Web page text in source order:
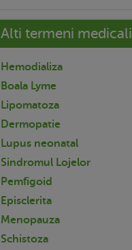
Alti termeni medicali
Hemodializa
Boala Lyme
Lipomatoza
Dermopatie
Lupus neonatal
Sindromul Lojelor
Pemfigoid
Episclerita
Menopauza
Schistoza